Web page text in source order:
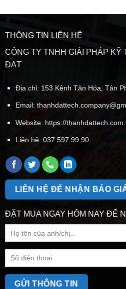
THÔNG TIN LIÊN HỆ
CÔNG TY TNHH GIẢI PHÁP KỸ
ĐẠT
Địa chỉ: 153 Kênh Tân Hóa, Tân
Email:
Website: https://
Liên hệ: 037 597 99 90
LIÊN HỆ ĐỂ NHẬN BÁO
ĐẶT MUA NGAY HÔM NAY ĐỂ